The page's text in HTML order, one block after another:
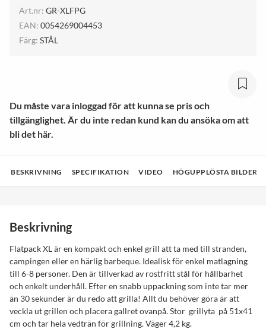
Art.nr: GR-XLFPG
EAN: 0054269004453
Färg: STÅL
Du måste vara inloggad för att kunna se pris och
tillgänglighet. Är du inte redan kund kan du ansöka om att
bli det här.
BESKRIVNING SPECIFIKATION VIDEO HÖGUPPLÖSTA BILDER
Beskrivning
Flatpack XL är en kompakt och enkel grill att ta med till stranden,
campingen eller en härlig barbeque. Idealisk för enkel matlagning
till 6-8 personer. Den är tillverkad av rostfritt stål för hållbarhet
och enkelt underhåll. Efter en snabb uppackning som inte tar mer
än 30 sekunder är du redo att grilla! Allt du behöver göra är att
veckla ut grillen och placera gallret ovanpå. Stor grillyta på 51x41
cm och tar hela vedträn för grillning. Väger 4,2 kg.